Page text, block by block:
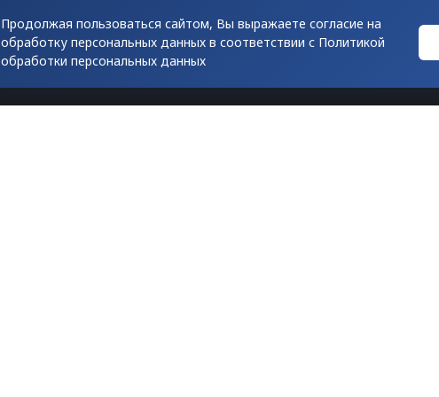
Продолжая пользоваться сайтом, Вы выражаете согласие на
обработку персональных данных в соответствии с Политикой
обработки персональных данных